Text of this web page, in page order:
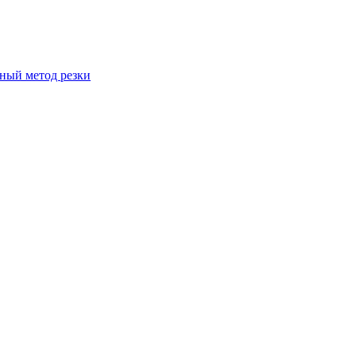
метод резки